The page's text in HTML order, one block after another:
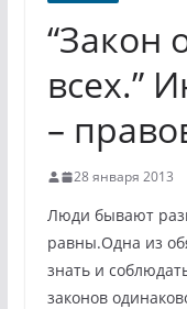
“Закон
всех.”
–
28 января 2013
Люди бывают
равны.Одна из
знать и
законов